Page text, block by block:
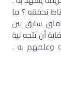
تحققه ؟ ما
سابق بين
أن تتجه نية
وعلمهم به .